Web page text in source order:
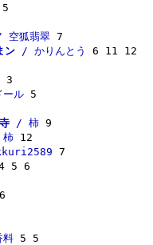
空狐翡翠
ン / かりんとう
ル
/ 柿